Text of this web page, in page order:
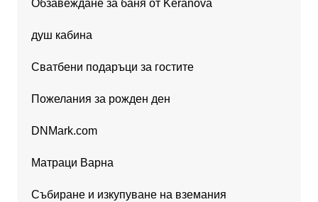
Обзавеждане за баня от Keranova
душ кабина
Сватбени подаръци за гостите
Пожелания за рожден ден
DNMark.com
Матраци Варна
Събиране и изкупуване на вземания